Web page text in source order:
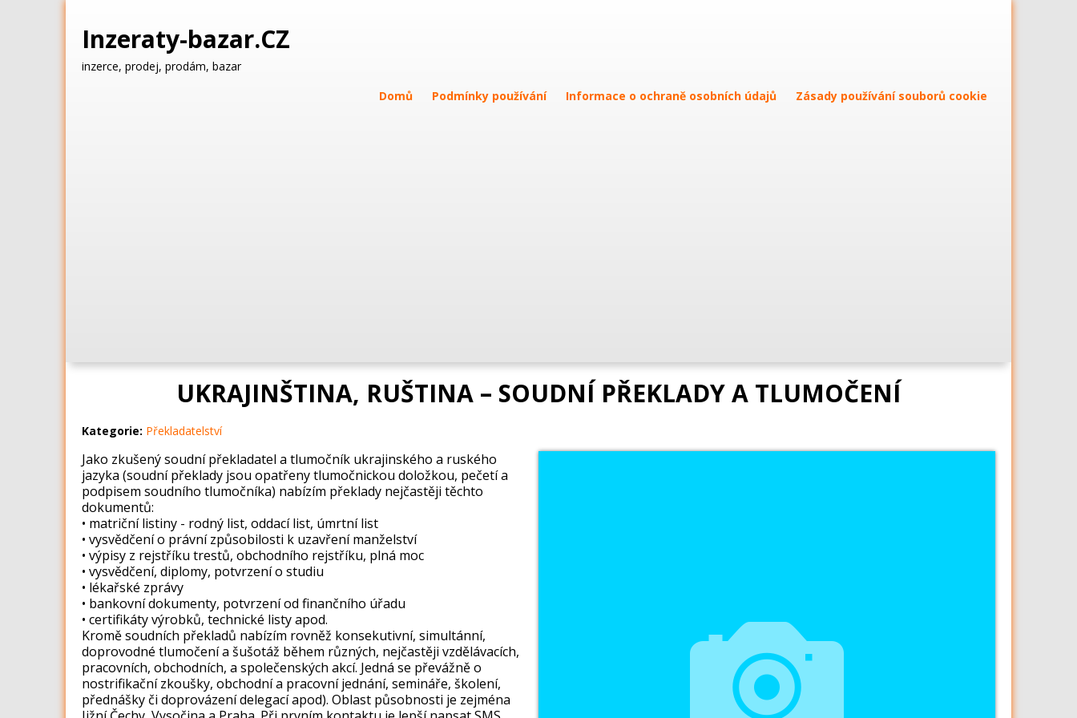
Inzeraty-bazar.CZ
inzerce, prodej, prodám, bazar
Domů
Podmínky používání Informace o ochraně osobních údajů Zásady používání souborů cookie
UKRAJINŠTINA, RUŠTINA – SOUDNÍ PŘEKLADY A TLUMOČENÍ
Kategorie: Překladatelství
Jako zkušený soudní překladatel a tlumočník ukrajinského a ruského
jazyka (soudní překlady jsou opatřeny tlumočnickou doložkou, pečetí a
podpisem soudního tlumočníka) nabízím překlady nejčastěji těchto
dokumentů:
• matriční listiny - rodný list, oddací list, úmrtní list
• vysvědčení o právní způsobilosti k uzavření manželství
• výpisy z rejstříku trestů, obchodního rejstříku, plná moc
• vysvědčení, diplomy, potvrzení o studiu
• lékařské zprávy
• bankovní dokumenty, potvrzení od finančního úřadu
• certifikáty výrobků, technické listy apod.
Kromě soudních překladů nabízím rovněž konsekutivní, simultánní,
doprovodné tlumočení a šušotáž během různých, nejčastěji vzdělávacích,
pracovních, obchodních, a společenských akcí. Jedná se převážně o
nostrifikační zkoušky, obchodní a pracovní jednání, semináře, školení,
přednášky či doprovázení delegací apod). Oblast působnosti je zejména